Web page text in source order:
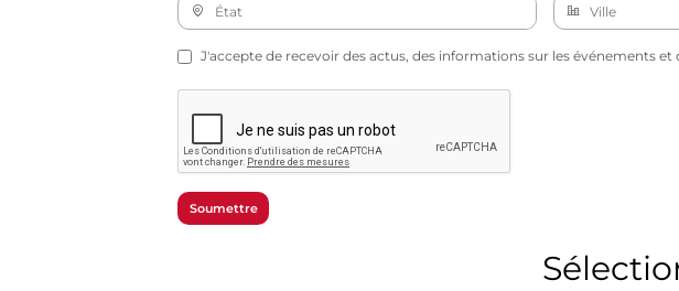
J'accepte de recevoir des actus, des informations sur les événements
Soumettre